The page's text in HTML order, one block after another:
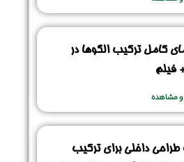
کامل ترکیب الگوها در
فیلم
مشاهده
داخلی برای ترکیب